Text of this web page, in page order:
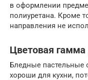
в оформлении
полиуретана. Кроме
направления не
Цветовая гамма
Бледные пастельные
хороши для кухни,